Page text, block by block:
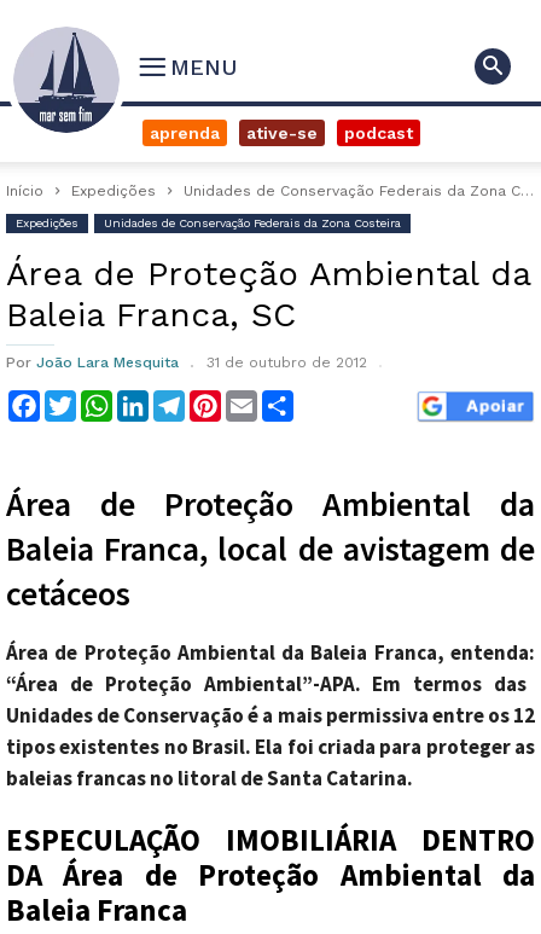
MENU
aprenda ative-se podcast
Início Expedições Unidades de Conservação Federais da Zona Costeira
Expedições Unidades de Conservação Federais da Zona Costeira
Área de Proteção Ambiental da
Baleia Franca, SC
Por João Lara Mesquita 31 de outubro de 2012
Facebook
TwitterWhatsApp
LinkedInTelegram
Pinterest
Email
Área de Proteção Ambiental da
Baleia Franca, local de avistagem de
cetáceos
Área de Proteção Ambiental da Baleia Franca, entenda:
“Área de Proteção Ambiental”-APA. Em termos das
Unidades de Conservação é a mais permissiva entre os 12
tipos existentes no Brasil. Ela foi criada para proteger as
baleias francas no litoral de Santa Catarina.
ESPECULAÇÃO IMOBILIÁRIA DENTRO
DA Área de Proteção Ambiental da
Baleia Franca